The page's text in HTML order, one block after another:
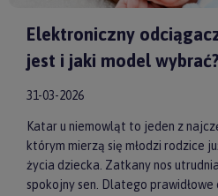
Elektroniczny
jest i jaki model wybrać?
31-03-2026
Katar u niemowląt to jeden z
którym mierzą się młodzi rodzice
życia dziecka. Zatkany nos
spokojny sen. Dlatego